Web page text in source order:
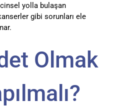
cinsel yolla bulaşan
gibi sorunları ele
Olmak